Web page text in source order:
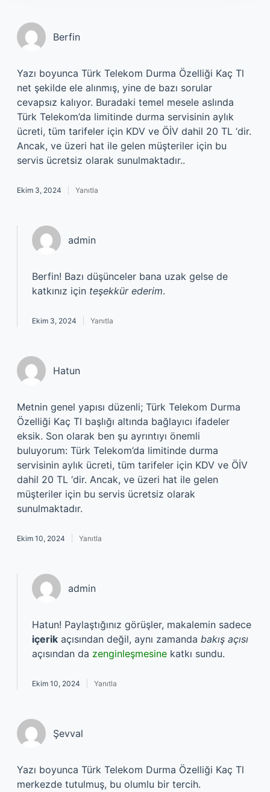
Berfin
Yazı boyunca Türk Telekom Durma Özelliği Kaç Tl
net şekilde ele alınmış, yine de bazı sorular
cevapsız kalıyor. Buradaki temel mesele aslında
Türk Telekom’da limitinde durma servisinin aylık
ücreti, tüm tarifeler için KDV ve ÖİV dahil 20 TL ‘dir.
Ancak, ve üzeri hat ile gelen müşteriler için bu
servis ücretsiz olarak sunulmaktadır..
Ekim 3, 2024 Yanıtla
admin
Berfin! Bazı düşünceler bana uzak gelse de
katkınız için teşekkür ederim.
Ekim 3, 2024 Yanıtla
Hatun
Metnin genel yapısı düzenli; Türk Telekom Durma
Özelliği Kaç Tl başlığı altında bağlayıcı ifadeler
eksik. Son olarak ben şu ayrıntıyı önemli
buluyorum: Türk Telekom’da limitinde durma
servisinin aylık ücreti, tüm tarifeler için KDV ve ÖİV
dahil 20 TL ‘dir. Ancak, ve üzeri hat ile gelen
müşteriler için bu servis ücretsiz olarak
sunulmaktadır.
Ekim 10, 2024 Yanıtla
admin
Hatun! Paylaştığınız görüşler, makalemin sadece
içerik açısından değil, aynı zamanda bakış açısı
açısından da zenginleşmesine katkı sundu.
Ekim 10, 2024 Yanıtla
Şevval
Yazı boyunca Türk Telekom Durma Özelliği Kaç Tl
merkezde tutulmuş, bu olumlu bir tercih.